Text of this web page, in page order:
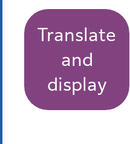
Translate
and
display
条件